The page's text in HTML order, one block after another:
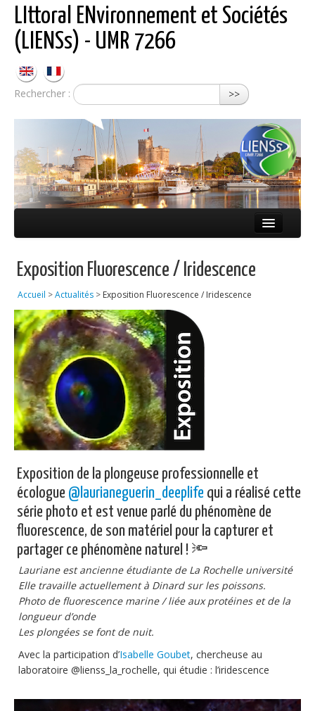
LIttoral ENvironnement et Sociétés
(LIENSs) - UMR 7266
Rechercher : >>
Équipes
Réseaux
Publications
Soutien technique
Données
Emplois/Stages/Formations
Science pour tou·te·s
Actualités
Exposition Fluorescence / Iridescence
Accueil >Actualités > Exposition Fluorescence / Iridescence
Exposition de la plongeuse professionnelle et
écologue @laurianeguerin_deeplife qui a réalisé cette
série photo et est venue parlé du phénomène de
fluorescence, de son matériel pour la capturer et
partager ce phénomène naturel ! 🔦
Lauriane est ancienne étudiante de La Rochelle université
Elle travaille actuellement à Dinard sur les poissons.
Photo de fluorescence marine / liée aux protéines et de la
longueur d’onde
Les plongées se font de nuit.
Avec la participation d’Isabelle Goubet, chercheuse au
laboratoire @lienss_la_rochelle, qui étudie : l’iridescence